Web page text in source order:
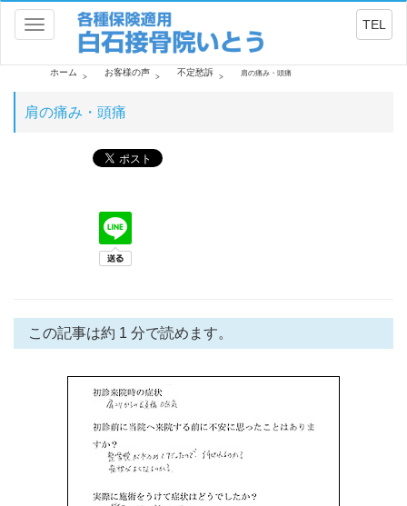
Toggle
navigation
TEL
ホーム お客様の声 不定愁訴 肩の痛み・頭痛
肩の痛み・頭痛
この記事は約 1 分で読めます。